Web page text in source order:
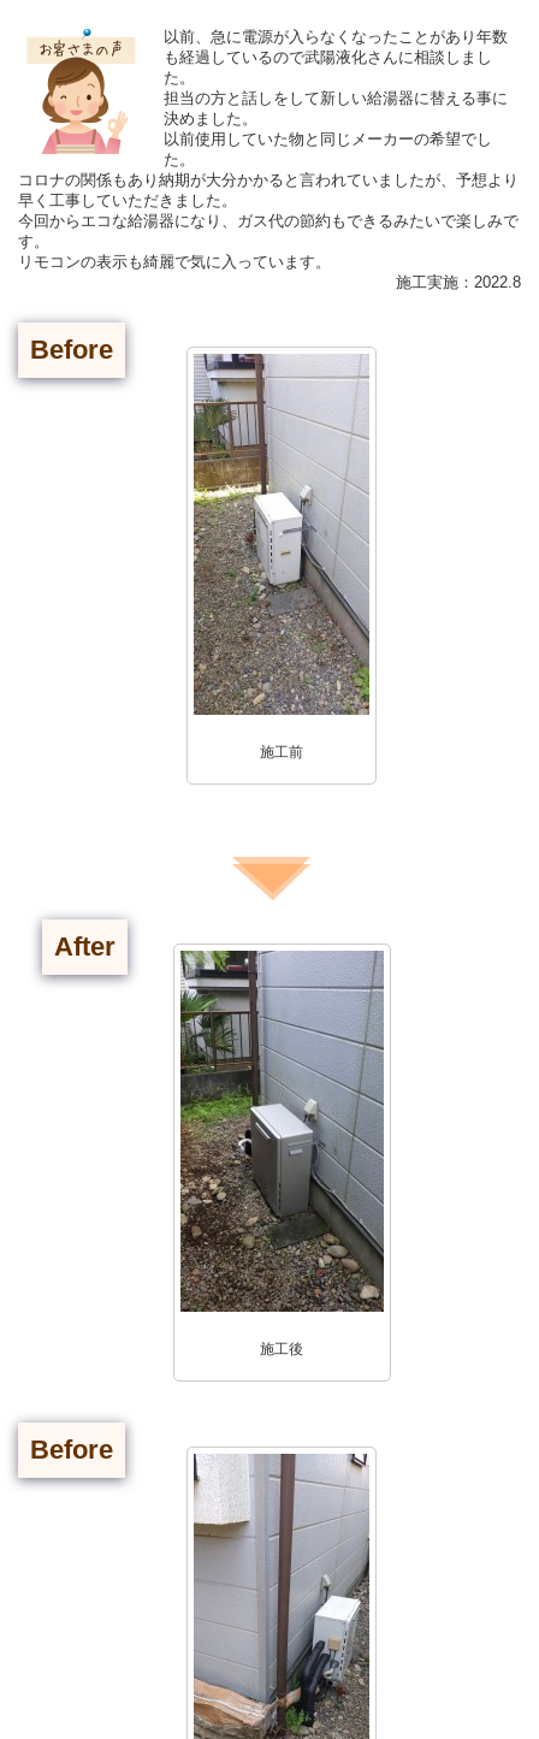
以前、急に電源が入らなくなったことがあり年数
も経過しているので武陽液化さんに相談しまし
た。
担当の方と話しをして新しい給湯器に替える事に
決めました。
以前使用していた物と同じメーカーの希望でし
た。
コロナの関係もあり納期が大分かかると言われていましたが、予想より
早く工事していただきました。
今回からエコな給湯器になり、ガス代の節約もできるみたいで楽しみで
す。
リモコンの表示も綺麗で気に入っています。
施工実施：2022.8
Before
施工前
After
施工後
Before